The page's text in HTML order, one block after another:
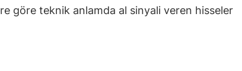
göre teknik anlamda al sinyali veren hisseler